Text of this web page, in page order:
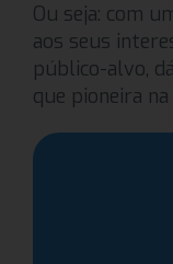
Ou seja: com
aos seus
público-alvo,
que pioneira